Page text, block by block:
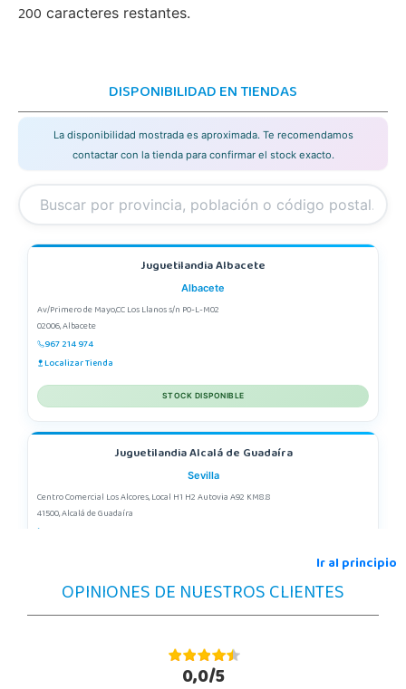
200 caracteres restantes.
DISPONIBILIDAD EN TIENDAS
La disponibilidad mostrada es aproximada. Te recomendamos
contactar con la tienda para confirmar el stock exacto.
Juguetilandia Albacete
Albacete
Av/Primero de Mayo,CC Los Llanos s/n P0-L-M02
02006, Albacete
967 214 974
Localizar Tienda
STOCK DISPONIBLE
Juguetilandia Alcalá de Guadaíra
Sevilla
Centro Comercial Los Alcores, Local H1 H2 Autovia A92 KM8.8
41500, Alcalá de Guadaíra
Juguetilandia Alcobendas
Madrid
Ir al principio
OPINIONES DE NUESTROS CLIENTES
0,0/5